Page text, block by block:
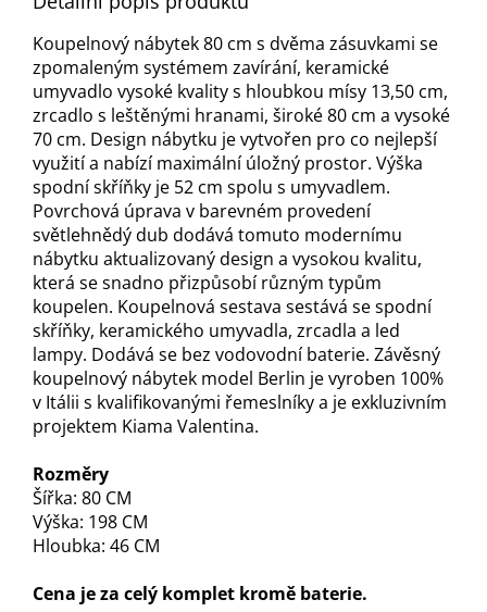
Koupelnový nábytek 80 cm s dvěma zásuvkami se
zpomaleným systémem zavírání, keramické
umyvadlo vysoké kvality s hloubkou mísy 13,50 cm,
zrcadlo s leštěnými hranami, široké 80 cm a vysoké
70 cm. Design nábytku je vytvořen pro co nejlepší
využití a nabízí maximální úložný prostor. Výška
spodní skříňky je 52 cm spolu s umyvadlem.
Povrchová úprava v barevném provedení
světlehnědý dub dodává tomuto modernímu
nábytku aktualizovaný design a vysokou kvalitu,
která se snadno přizpůsobí různým typům
koupelen. Koupelnová sestava sestává se spodní
skříňky, keramického umyvadla, zrcadla a led
lampy. Dodává se bez vodovodní baterie. Závěsný
koupelnový nábytek model Berlin je vyroben 100%
v Itálii s kvalifikovanými řemeslníky a je exkluzivním
projektem Kiama Valentina.
Rozměry
Šířka: 80 CM
Výška: 198 CM
Hloubka: 46 CM
Cena je za celý komplet kromě baterie.